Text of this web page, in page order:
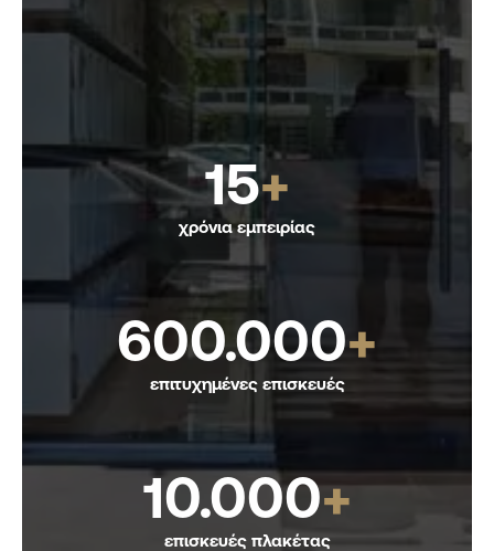
15+
χρόνια εμπειρίας
600.000+
επιτυχημένες επισκευές
10.000+
επισκευές πλακέτας